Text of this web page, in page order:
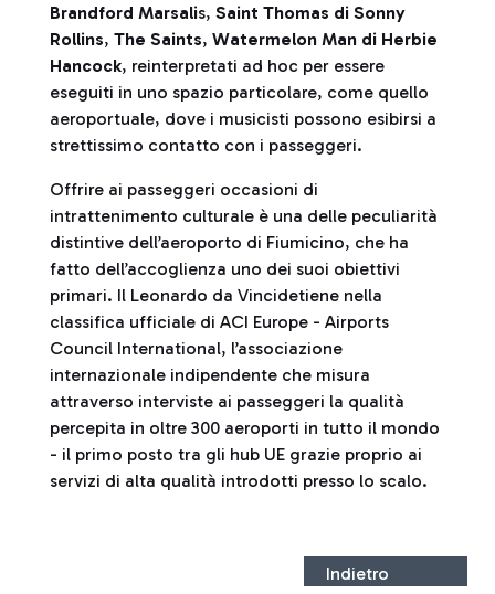
Brandford Marsalis, Saint Thomas di Sonny
Rollins, The Saints, Watermelon Man di Herbie
Hancock, reinterpretati ad hoc per essere
eseguiti in uno spazio particolare, come quello
aeroportuale, dove i musicisti possono esibirsi a
strettissimo contatto con i passeggeri.
Offrire ai passeggeri occasioni di
intrattenimento culturale è una delle peculiarità
distintive dell’aeroporto di Fiumicino, che ha
fatto dell’accoglienza uno dei suoi obiettivi
primari. Il Leonardo da Vincidetiene nella
classifica ufficiale di ACI Europe - Airports
Council International, l’associazione
internazionale indipendente che misura
attraverso interviste ai passeggeri la qualità
percepita in oltre 300 aeroporti in tutto il mondo
- il primo posto tra gli hub UE grazie proprio ai
servizi di alta qualità introdotti presso lo scalo.
Indietro